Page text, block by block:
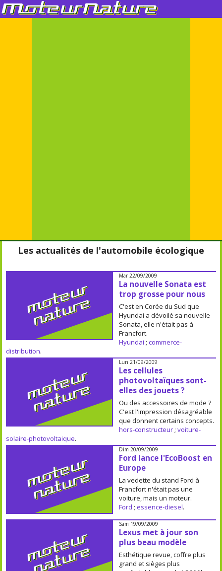
Les actualités de l'automobile écologique
Mar 22/09/2009
La nouvelle Sonata est
trop grosse pour nous
C'est en Corée du Sud que
Hyundai a dévoilé sa nouvelle
Sonata, elle n'était pas à
Francfort.
Hyundai ; commerce-
distribution.
Lun 21/09/2009
Les cellules
photovoltaïques sont-
elles des jouets ?
Ou des accessoires de mode ?
C'est l'impression désagréable
que donnent certains concepts.
hors-constructeur; voiture-
solaire-photovoltaique.
Dim 20/09/2009
Ford lance l'EcoBoost en
Europe
La vedette du stand Ford à
Francfort n'était pas une
voiture, mais un moteur.
Ford ; essence-diesel.
Sam 19/09/2009
Lexus met à jour son
plus beau modèle
Esthétique revue, coffre plus
grand et sièges plus